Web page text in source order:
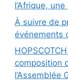
l’Afrique,
À suivre de
événements
composition
l’Assemblée